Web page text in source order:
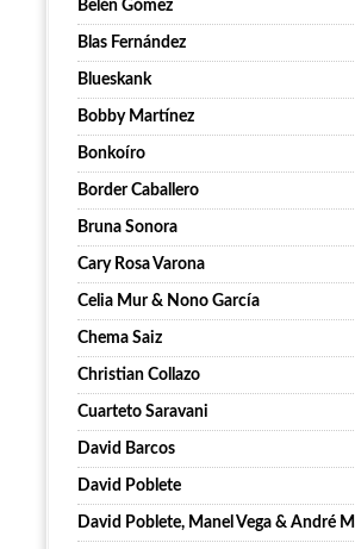
Belén Gómez
Blas Fernández
Blueskank
Bobby Martínez
Bonkoíro
Border Caballero
Bruna Sonora
Cary Rosa Varona
Celia Mur & Nono García
Chema Saiz
Christian Collazo
Cuarteto Saravani
David Barcos
David Poblete
David Poblete, Manel Vega & André